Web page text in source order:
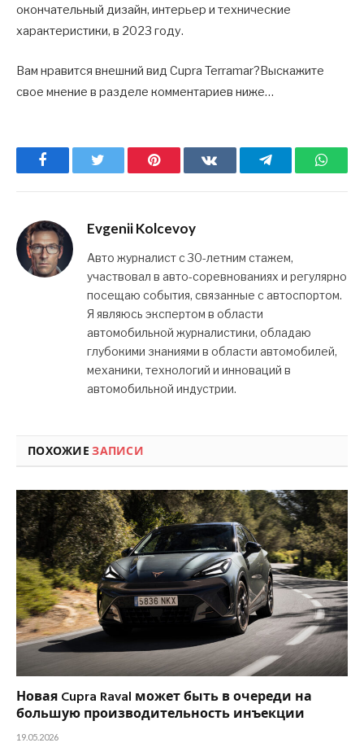
окончательный дизайн, интерьер и технические
характеристики, в 2023 году.
Вам нравится внешний вид Cupra Terramar?Выскажите
свое мнение в разделе комментариев ниже…
Facebook Pinterest ВКонтактеTelegram
Evgenii Kolcevoy
Авто журналист с 30-летним стажем,
участвовал в авто-соревнованиях и регулярно
посещаю события, связанные с автоспортом.
Я являюсь экспертом в области
автомобильной журналистики, обладаю
глубокими знаниями в области автомобилей,
механики, технологий и инноваций в
автомобильной индустрии.
ПОХОЖИЕЗАПИСИ
Новая Cupra Raval может быть в очереди на
большую производительность инъекции
19.05.2026